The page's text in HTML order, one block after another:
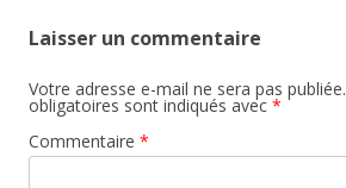
Laisser un commentaire
Votre adresse e-mail ne sera pas publiée.
obligatoires sont indiqués avec *
Commentaire *